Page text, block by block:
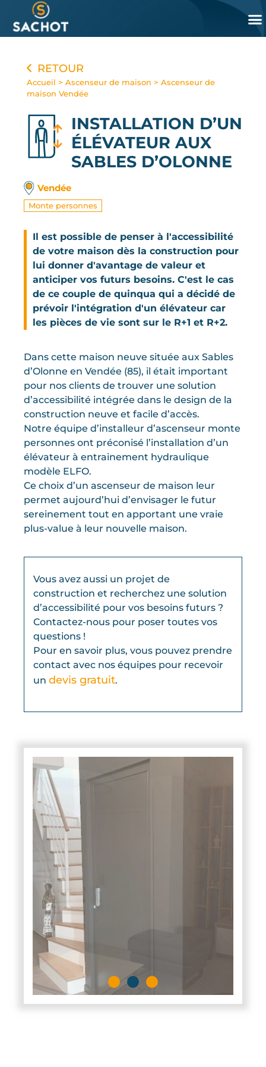
RETOUR
Accueil > Ascenseur de maison > Ascenseur de
maison Vendée
INSTALLATION D’UN
ÉLÉVATEUR AUX
SABLES D’OLONNE
Vendée
Monte personnes
Il est possible de penser à l'accessibilité
de votre maison dès la construction pour
lui donner d'avantage de valeur et
anticiper vos futurs besoins. C'est le cas
de ce couple de quinqua qui a décidé de
prévoir l'intégration d'un élévateur car
les pièces de vie sont sur le R+1 et R+2.
Dans cette maison neuve située aux Sables
d’Olonne en Vendée (85), il était important
pour nos clients de trouver une solution
d’accessibilité intégrée dans le design de la
construction neuve et facile d’accès.
Notre équipe d’installeur d’ascenseur monte
personnes ont préconisé l’installation d’un
élévateur à entrainement hydraulique
modèle ELFO.
Ce choix d’un ascenseur de maison leur
permet aujourd’hui d’envisager le futur
sereinement tout en apportant une vraie
plus-value à leur nouvelle maison.
Vous avez aussi un projet de
construction et recherchez une solution
d’accessibilité pour vos besoins futurs ?
Contactez-nous pour poser toutes vos
questions !
Pour en savoir plus, vous pouvez prendre
contact avec nos équipes pour recevoir
un devis gratuit.
Panneau de gestion des cookies